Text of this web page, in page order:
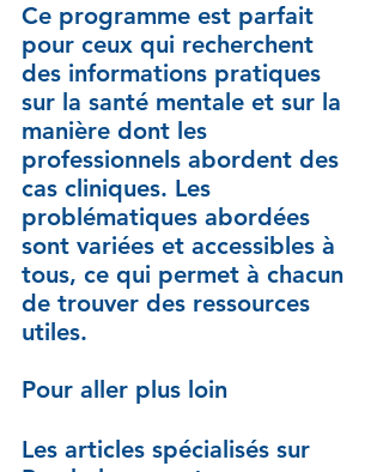
Ce programme est parfait
pour ceux qui recherchent
des informations pratiques
sur la santé mentale et sur la
manière dont les
professionnels abordent des
cas cliniques. Les
problématiques abordées
sont variées et accessibles à
tous, ce qui permet à chacun
de trouver des ressources
utiles.
Pour aller plus loin
Les articles spécialisés sur